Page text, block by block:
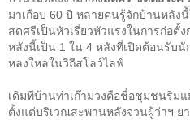
มาเกือบ 60 ปี หลายคนรู้จักบ้านหลัง
สดศรีเป็นหัวเรี่ยวหัวแรงในการก่อตั้ง
หลังนี้เป็น 1 ใน 4 หลังที่เปิดต้อนรับนั
หลงใหลในวิถีสโลว์ไลฟ์
เดิมทีบ้านท่าเก๊าม่วงคือชื่อชุมชนริมแ
ตั้งแต่บริเวณสะพานหลังจวนผู้ว่าฯ ย